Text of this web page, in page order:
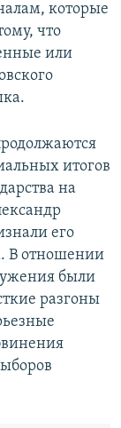
которые
что
или
итогов
на
его
В отношении
были
разгоны